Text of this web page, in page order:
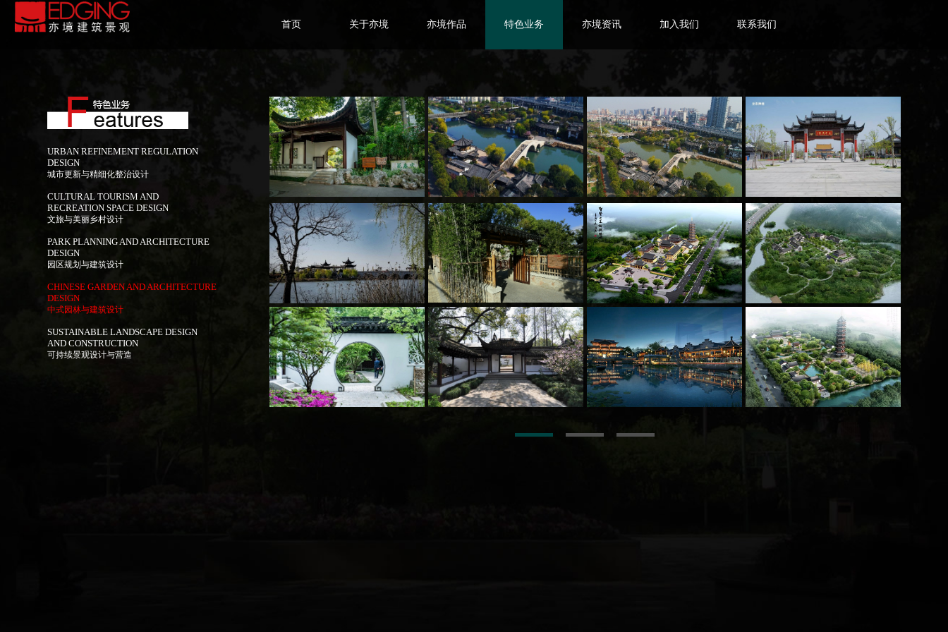
首页 关于亦境 亦境作品 特色业务 亦境资讯 加入我们 联系我们
URBAN REFINEMENT REGULATION
DESIGN
城市更新与精细化整治设计
CULTURAL TOURISM AND
RECREATION SPACE DESIGN
文旅与美丽乡村设计
PARK PLANNING AND ARCHITECTURE
DESIGN
园区规划与建筑设计
CHINESE GARDEN AND ARCHITECTURE
DESIGN
中式园林与建筑设计
SUSTAINABLE LANDSCAPE DESIGN
AND CONSTRUCTION
可持续景观设计与营造